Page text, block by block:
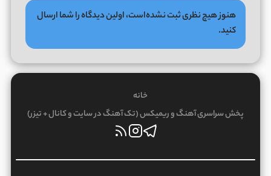
هنوز هیچ نظری ثبت نشده‌است، اولین دیدگاه را شما ارسال
کنید.
خانه
پخش سراسری آهنگ و ریمیکس (تک آهنگ در سایت و کانال + تیزر)